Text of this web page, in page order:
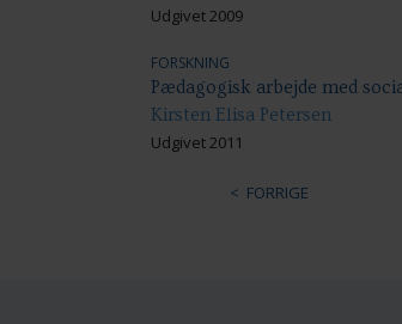
Udgivet 2009
FORSKNING
Pædagogisk arbejde med
Kirsten Elisa Petersen
Udgivet 2011
FORRIGE